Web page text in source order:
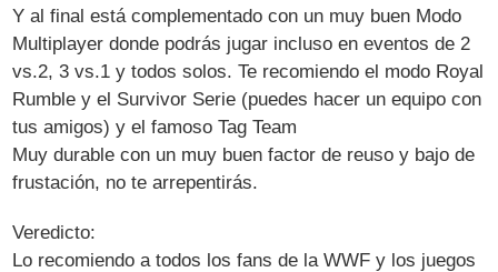
Y al final está complementado con un muy buen Modo
Multiplayer donde podrás jugar incluso en eventos de 2
vs.2, 3 vs.1 y todos solos. Te recomiendo el modo Royal
Rumble y el Survivor Serie (puedes hacer un equipo con
tus amigos) y el famoso Tag Team
Muy durable con un muy buen factor de reuso y bajo de
frustación, no te arrepentirás.
Veredicto:
Lo recomiendo a todos los fans de la WWF y los juegos